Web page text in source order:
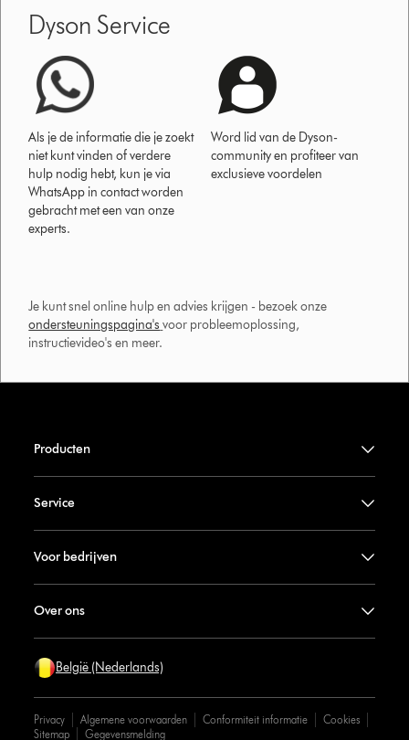
Dyson Service
Als je de informatie die je zoekt
niet kunt vinden of verdere
hulp nodig hebt, kun je via
WhatsApp in contact worden
gebracht met een van onze
experts.
Word lid van de Dyson-
community en profiteer van
exclusieve voordelen
Je kunt snel online hulp en advies krijgen - bezoek onze
ondersteuningspagina's voor probleemoplossing,
instructievideo's en meer.
Producten
Service
Voor bedrijven
Over ons
België (Nederlands)
Privacy Algemene voorwaarden Conformiteit informatie
Cookies
Sitemap
Gegevensmelding